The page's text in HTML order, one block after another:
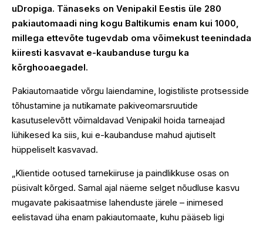
uDropiga. Tänaseks on Venipakil Eestis üle 280
pakiautomaadi ning kogu Baltikumis enam kui 1000,
millega ettevõte tugevdab oma võimekust teenindada
kiiresti kasvavat e-kaubanduse turgu ka
kõrghooaegadel.
Pakiautomaatide võrgu laiendamine, logistiliste protsesside
tõhustamine ja nutikamate pakiveomarsruutide
kasutuselevõtt võimaldavad Venipakil hoida tarneajad
lühikesed ka siis, kui e-kaubanduse mahud ajutiselt
hüppeliselt kasvavad.
„Klientide ootused tarnekiiruse ja paindlikkuse osas on
püsivalt kõrged. Samal ajal näeme selget nõudluse kasvu
mugavate pakisaatmise lahenduste järele – inimesed
eelistavad üha enam pakiautomaate, kuhu pääseb ligi